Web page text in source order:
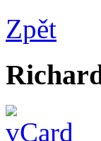
Zpět